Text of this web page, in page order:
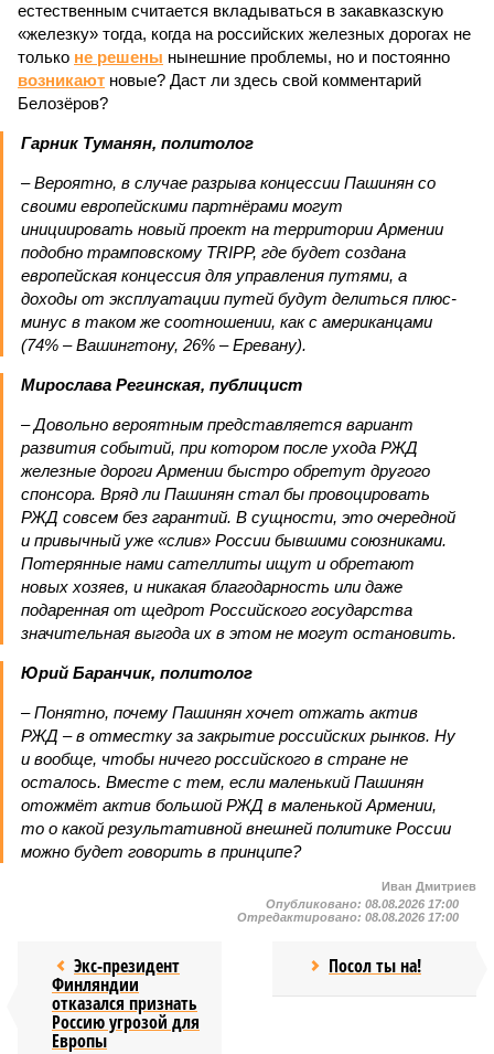
естественным считается вкладываться в закавказскую
«железку» тогда, когда на российских железных дорогах не
только не решены нынешние проблемы, но и постоянно
возникают новые? Даст ли здесь свой комментарий
Белозёров?
Гарник Туманян, политолог
– Вероятно, в случае разрыва концессии Пашинян со
своими европейскими партнёрами могут
инициировать новый проект на территории Армении
подобно трамповскому TRIPP, где будет создана
европейская концессия для управления путями, а
доходы от эксплуатации путей будут делиться плюс-
минус в таком же соотношении, как с американцами
(74% – Вашингтону, 26% – Еревану).
Мирослава Регинская, публицист
– Довольно вероятным представляется вариант
развития событий, при котором после ухода РЖД
железные дороги Армении быстро обретут другого
спонсора. Вряд ли Пашинян стал бы провоцировать
РЖД совсем без гарантий. В сущности, это очередной
и привычный уже «слив» России бывшими союзниками.
Потерянные нами сателлиты ищут и обретают
новых хозяев, и никакая благодарность или даже
подаренная от щедрот Российского государства
значительная выгода их в этом не могут остановить.
Юрий Баранчик, политолог
– Понятно, почему Пашинян хочет отжать актив
РЖД – в отместку за закрытие российских рынков. Ну
и вообще, чтобы ничего российского в стране не
осталось. Вместе с тем, если маленький Пашинян
отожмёт актив большой РЖД в маленькой Армении,
то о какой результативной внешней политике России
можно будет говорить в принципе?
Иван Дмитриев
Опубликовано: 08.08.2026 17:00
Отредактировано: 08.08.2026 17:00
Экс-президент
Финляндии
отказался признать
Россию угрозой для
Европы
Посол ты на!